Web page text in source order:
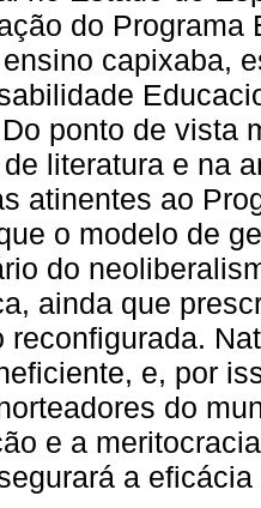
do
capixaba,
ponto de vista
literatura e na
atinentes ao
o modelo de
do
ainda que
reconfigurada.
e, por
do
e a
a